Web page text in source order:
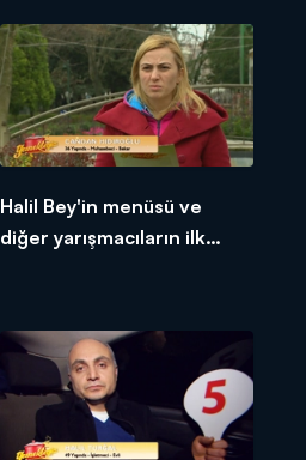
Halil Bey'in menüsü ve
diğer yarışmacıların ilk